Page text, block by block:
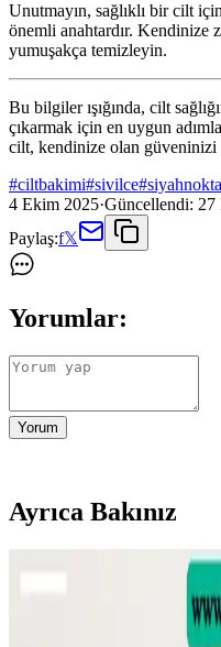
Unutmayın, sağlıklı bir cilt
önemli anahtardır. Kendinize
yumuşakça temizleyin.
Bu bilgiler ışığında, cilt
çıkarmak için en uygun
cilt, kendinize olan güveninizi
#ciltbakimi#sivilce#siyahnokta
4 Ekim 2025·Güncellendi: 27
Paylaş:f𝕏
Yorumlar:
Yorum
Ayrıca Bakınız
Sülfür Sabunu ile Sırt
Kullanım ve Öneriler